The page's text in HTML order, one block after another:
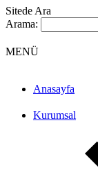
Sitede Ara
Arama:
MENÜ
Anasayfa
Kurumsal